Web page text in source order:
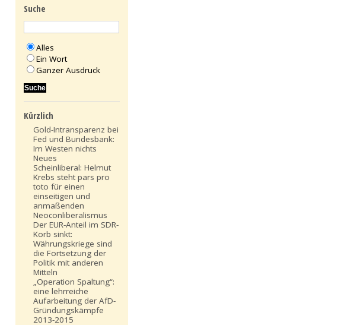
Suche
Alles
Ein Wort
Ganzer Ausdruck
Kürzlich
Gold-Intransparenz bei
Fed und Bundesbank:
Im Westen nichts
Neues
Scheinliberal: Helmut
Krebs steht pars pro
toto für einen
einseitigen und
anmaßenden
Neoconliberalismus
Der EUR-Anteil im SDR-
Korb sinkt:
Währungskriege sind
die Fortsetzung der
Politik mit anderen
Mitteln
„Operation Spaltung“:
eine lehrreiche
Aufarbeitung der AfD-
Gründungskämpfe
2013-2015